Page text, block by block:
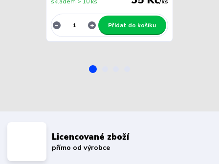
Přidat do košíku
Licencované zboží
přímo od výrobce